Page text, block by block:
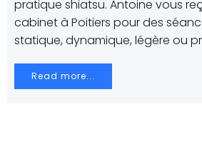
pratique shiatsu. Antoine vous
cabinet à Poitiers pour des
statique, dynamique, légère ou
Read more...